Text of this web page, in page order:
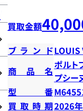
買取金額
ブランドLOUIS
商品名
ポルト
プシー
型番
買取時期2026